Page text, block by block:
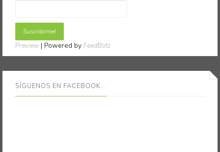
Preview | Powered by FeedBlitz
SÍGUENOS EN FACEBOOK...